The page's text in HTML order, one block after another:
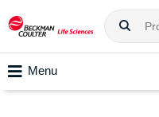
Menu